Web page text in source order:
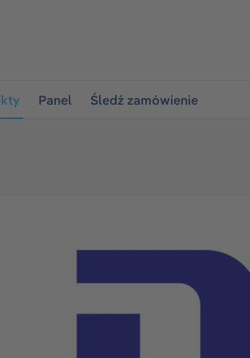
Panel Śledź zamówienie